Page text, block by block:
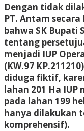
Dengan tidak
PT. Antam
bahwa SK Bupati
tentang
menjadi IUP
(KW.97
diduga fiktif,
lahan 201 Ha IUP
pada lahan 199
hanya dilakukan
komprehensif).